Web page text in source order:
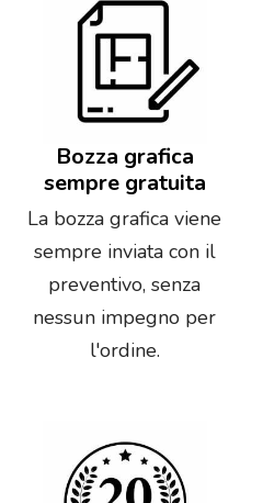
Bozza grafica
sempre gratuita
La bozza grafica viene
sempre inviata con il
preventivo, senza
nessun impegno per
l'ordine.